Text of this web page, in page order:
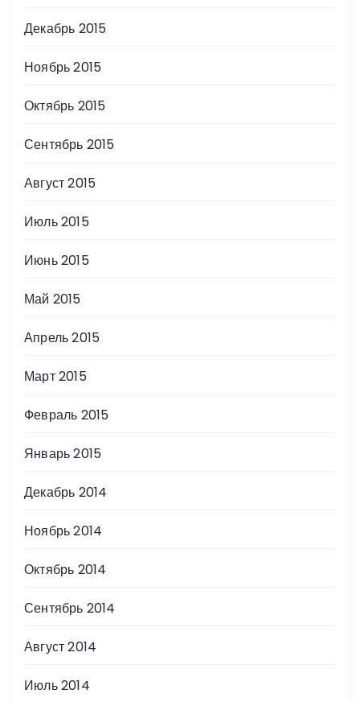
Декабрь 2015
Ноябрь 2015
Октябрь 2015
Сентябрь 2015
Август 2015
Июль 2015
Июнь 2015
Май 2015
Апрель 2015
Март 2015
Февраль 2015
Январь 2015
Декабрь 2014
Ноябрь 2014
Октябрь 2014
Сентябрь 2014
Август 2014
Июль 2014